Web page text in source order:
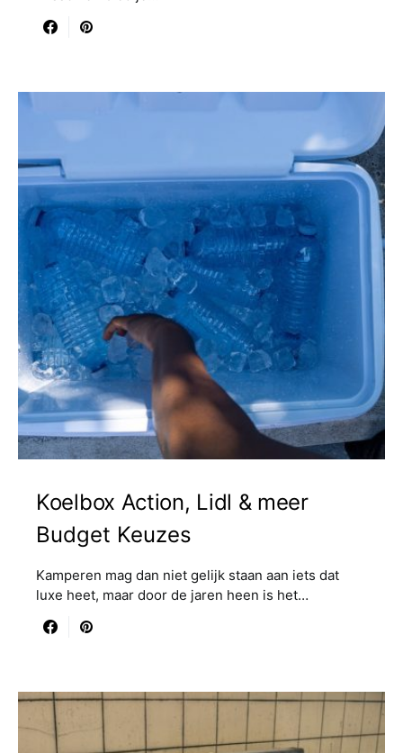
Koelbox Action, Lidl & meer
Budget Keuzes
Kamperen mag dan niet gelijk staan aan iets dat
luxe heet, maar door de jaren heen is het…